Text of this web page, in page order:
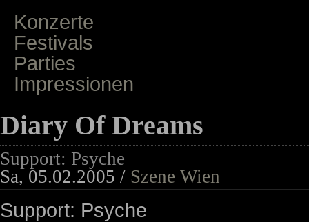
Konzerte
Festivals
Parties
Impressionen
Diary Of Dreams
Support: Psyche
Sa, 05.02.2005 / Szene Wien
Support: Psyche